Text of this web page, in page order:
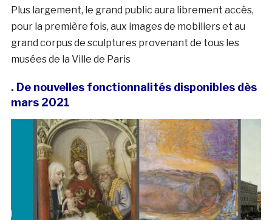
Plus largement, le grand public aura librement accès,
pour la première fois, aux images de mobiliers et au
grand corpus de sculptures provenant de tous les
musées de la Ville de Paris
. De nouvelles fonctionnalités disponibles dès
mars 2021